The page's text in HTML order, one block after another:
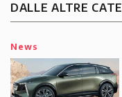
DALLE ALTRE
News